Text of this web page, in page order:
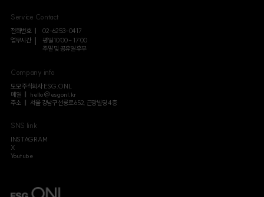
Service Contact
전화번호
02-6253-0417
업무시간
평일 10:00 - 17:00
주말 및 공휴일 휴무
Company info
도모 주식회사 ESG.ONL
메일
hello@esgonl.kr
주소
서울 강남구 선릉로 652, 근광빌딩 4층
SNS link
INSTAGRAM
X
Youtube